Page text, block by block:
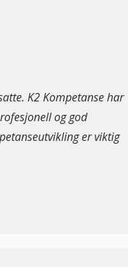
K2 Kompetanse har
og god
er viktig